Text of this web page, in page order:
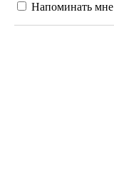
Напоминать